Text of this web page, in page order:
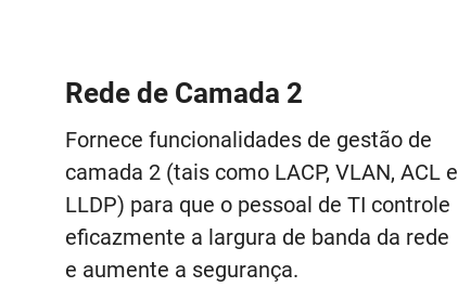
Rede de Camada 2
Fornece funcionalidades de gestão de
camada 2 (tais como LACP, VLAN, ACL e
LLDP) para que o pessoal de TI controle
eficazmente a largura de banda da rede
e aumente a segurança.